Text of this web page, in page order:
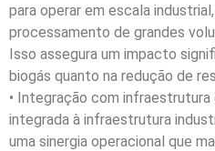
para operar em escala
processamento de grandes
Isso assegura um impacto
biogás quanto na redução de
• Integração com
integrada à infraestrutura
uma sinergia operacional que